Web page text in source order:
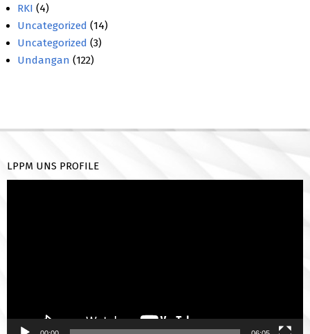
RKI (4)
Uncategorized (14)
Uncategorized (3)
Undangan (122)
LPPM UNS PROFILE